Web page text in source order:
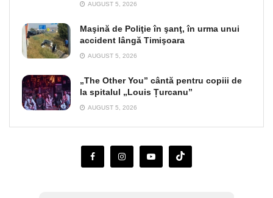
AUGUST 5, 2026
Maşină de Poliţie în şanţ, în urma unui
accident lângă Timişoara
AUGUST 5, 2026
„The Other You” cântă pentru copiii de
la spitalul „Louis Țurcanu”
AUGUST 5, 2026